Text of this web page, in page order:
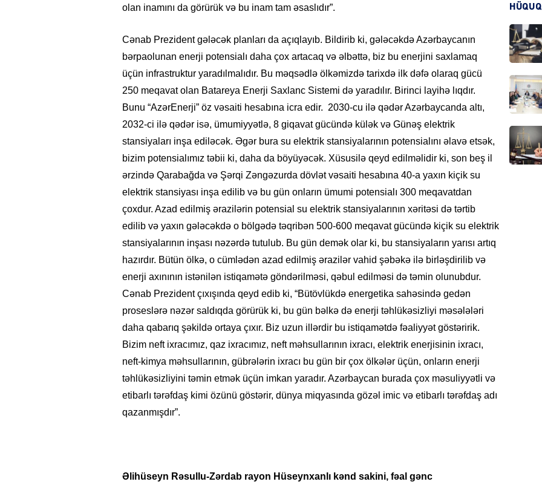
olan inamını da görürük və bu inam tam əsaslıdır”.
Cənab Prezident gələcək planları da açıqlayıb. Bildirib ki, gələcəkdə Azərbaycanın
bərpaolunan enerji potensialı daha çox artacaq və əlbəttə, biz bu enerjini saxlamaq
üçün infrastruktur yaradılmalıdır. Bu məqsədlə ölkəmizdə tarixdə ilk dəfə olaraq gücü
250 meqavat olan Batareya Enerji Saxlanc Sistemi də yaradılır. Birinci layihə lıqdır.
Bunu “AzərEnerji” öz vəsaiti hesabına icra edir. 2030-cu ilə qədər Azərbaycanda altı,
2032-ci ilə qədər isə, ümumiyyətlə, 8 giqavat gücündə külək və Günəş elektrik
stansiyaları inşa ediləcək. Əgər bura su elektrik stansiyalarının potensialını əlavə etsək,
bizim potensialımız təbii ki, daha da böyüyəcək. Xüsusilə qeyd edilməlidir ki, son beş il
ərzində Qarabağda və Şərqi Zəngəzurda dövlət vəsaiti hesabına 40-a yaxın kiçik su
elektrik stansiyası inşa edilib və bu gün onların ümumi potensialı 300 meqavatdan
çoxdur. Azad edilmiş ərazilərin potensial su elektrik stansiyalarının xəritəsi də tərtib
edilib və yaxın gələcəkdə o bölgədə təqribən 500-600 meqavat gücündə kiçik su elektrik
stansiyalarının inşası nəzərdə tutulub. Bu gün demək olar ki, bu stansiyaların yarısı artıq
hazırdır. Bütün ölkə, o cümlədən azad edilmiş ərazilər vahid şəbəkə ilə birləşdirilib və
enerji axınının istənilən istiqamətə göndərilməsi, qəbul edilməsi də təmin olunubdur.
Cənab Prezident çıxışında qeyd edib ki, “Bütövlükdə energetika sahəsində gedən
proseslərə nəzər saldıqda görürük ki, bu gün bəlkə də enerji təhlükəsizliyi məsələləri
daha qabarıq şəkildə ortaya çıxır. Biz uzun illərdir bu istiqamətdə fəaliyyət göstəririk.
Bizim neft ixracımız, qaz ixracımız, neft məhsullarının ixracı, elektrik enerjisinin ixracı,
neft-kimya məhsullarının, gübrələrin ixracı bu gün bir çox ölkələr üçün, onların enerji
təhlükəsizliyini təmin etmək üçün imkan yaradır. Azərbaycan burada çox məsuliyyətli və
etibarlı tərəfdaş kimi özünü göstərir, dünya miqyasında gözəl imic və etibarlı tərəfdaş adı
qazanmışdır”.
Əlihüseyn Rəsullu-Zərdab rayon Hüseynxanlı kənd sakini, fəal gənc
DÜNYA
HÜQUQ